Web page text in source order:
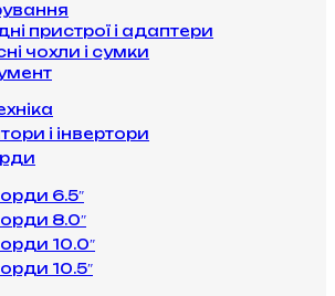
пристрої і адаптери
чохли і сумки
і інвертори
6.5″
8.0″
10.0″
10.5″